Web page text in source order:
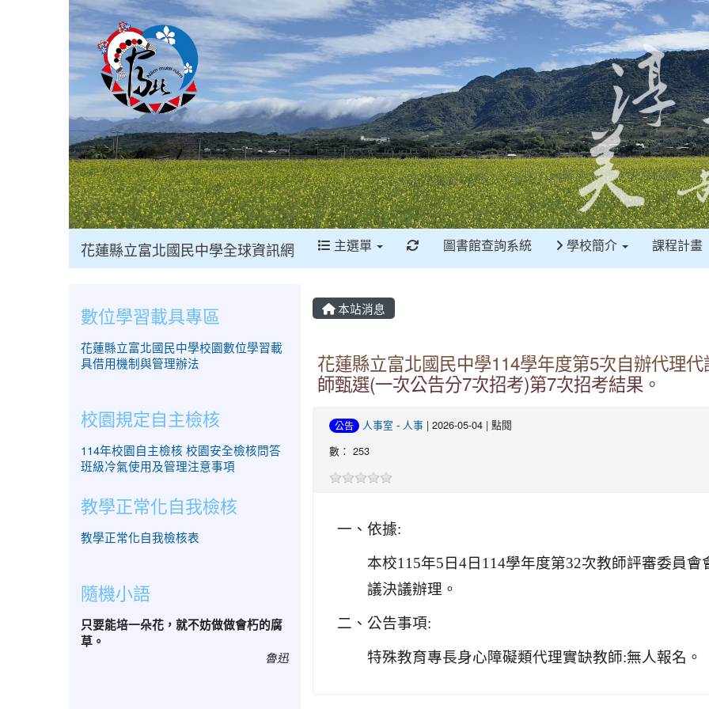
花蓮縣立富北國民中學全球資訊網 主選單 重新取得佈景設定
圖書館查詢系統 學校簡介 課程計畫
本站消息
花蓮縣立富北國民中學114學年度第5次自辦代理代
師甄選(一次公告分7次招考)第7次招考結果。
公告 人事室 - 人事| 2026-05-04 | 點閱
數： 253
一、依據:
本校115年5日4日114學年度第32次教師評審委員會
議決議辦理。
二、公告事項:
特殊教育專長身心障礙類代理實缺教師:無人報名。
數位學習載具專區
花蓮縣立富北國民中學校園數位學習載
具借用機制與管理辦法
校園規定自主檢核
114年校園自主檢核 校園安全檢核問答
班級冷氣使用及管理注意事項
教學正常化自我檢核
教學正常化自我檢核表
隨機小語
只要能培一朵花，就不妨做做會朽的腐
草。
魯迅